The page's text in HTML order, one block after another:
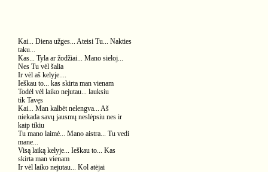
Kai... Diena užges... Ateisi Tu... Nakties
taku...
Kas... Tyla ar žodžiai... Mano sieloj...
Nes Tu vėl šalia
Ir vėl aš kelyje....
Ieškau to... kas skirta man vienam
Todėl vėl laiko nejutau... lauksiu
tik Tavęs
Kai... Man kalbėt nelengva... Aš
niekada savų jausmų neslėpsiu nes ir
kaip tikiu
Tu mano laimė... Mano aistra... Tu vedi
mane...
Visą laiką kelyje... Ieškau to... Kas
skirta man vienam
Ir vėl laiko nejutau... Kol atėjai